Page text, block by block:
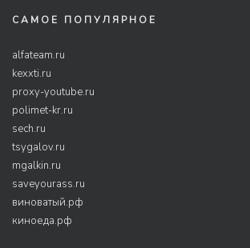
САМОЕ ПОПУЛЯРНОЕ
alfateam.ru
kexxti.ru
proxy-youtube.ru
polimet-kr.ru
sech.ru
tsygalov.ru
mgalkin.ru
saveyourass.ru
виноватый.рф
киноеда.рф